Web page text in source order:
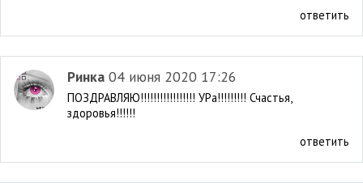
ответить
Ринка 04 июня 2020 17:26
ПОЗДРАВЛЯЮ!!!!!!!!!!!!!!!!! УРа!!!!!!!!! Счастья,
здоровья!!!!!!
ответить